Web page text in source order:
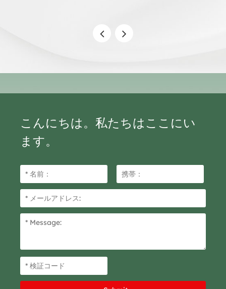
こんにちは。私たちはここにい
ます。